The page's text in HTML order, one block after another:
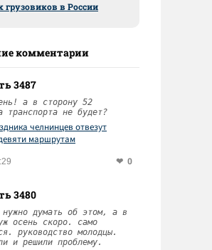
в России
комментарии
3487
а в сторону 52
транспорта не будет?
челнинцев отвезут
маршрутам
0
3480
нужно думать об этом, а в
осень скоро. само
руководство молодцы.
и решили проблему.